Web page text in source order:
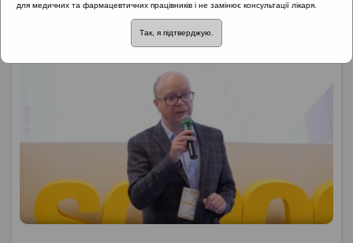
Раціональна антибіотикотерапія
для медичних та фармацевтичних працівників і не замінює консультації лікаря.
Так, я підтверджую.